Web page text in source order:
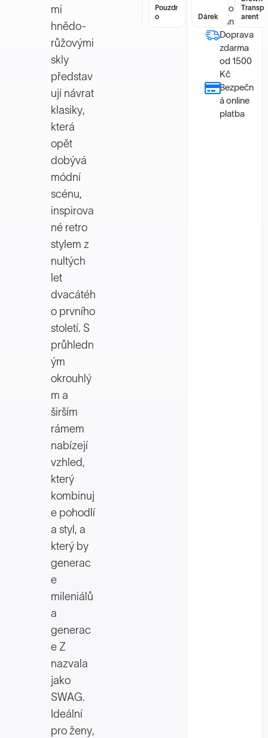
mi
hnědo-
růžovými
skly
představ
ují návrat
klasiky,
která
opět
dobývá
módní
scénu,
inspirova
né retro
stylem z
nultých
let
dvacátéh
o prvního
století. S
průhledn
ým
okrouhlý
m a
širším
rámem
nabízejí
vzhled,
který
kombinuj
e pohodlí
a styl, a
který by
generac
e
mileniálů
a
generac
e Z
nazvala
jako
SWAG.
Ideální
pro ženy,
zkontrolo
ván
Doprava
zdarma
od 1500
Kč
Bezpečn
á online
platba
Pouzdr
Dárek
Transp
arent